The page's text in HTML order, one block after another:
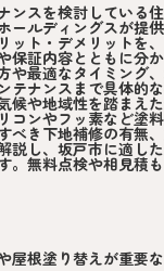
ンスを検討している
ールディングスが提
ット・デメリットを
保証内容とともに分
や最適なタイミング
テナンスまで具体的
候や地域性を踏まえ
コンやフッ素など塗
べき下地補修の有無
説し、坂戸市に適し
。無料点検や相見積
屋根塗り替えが重要